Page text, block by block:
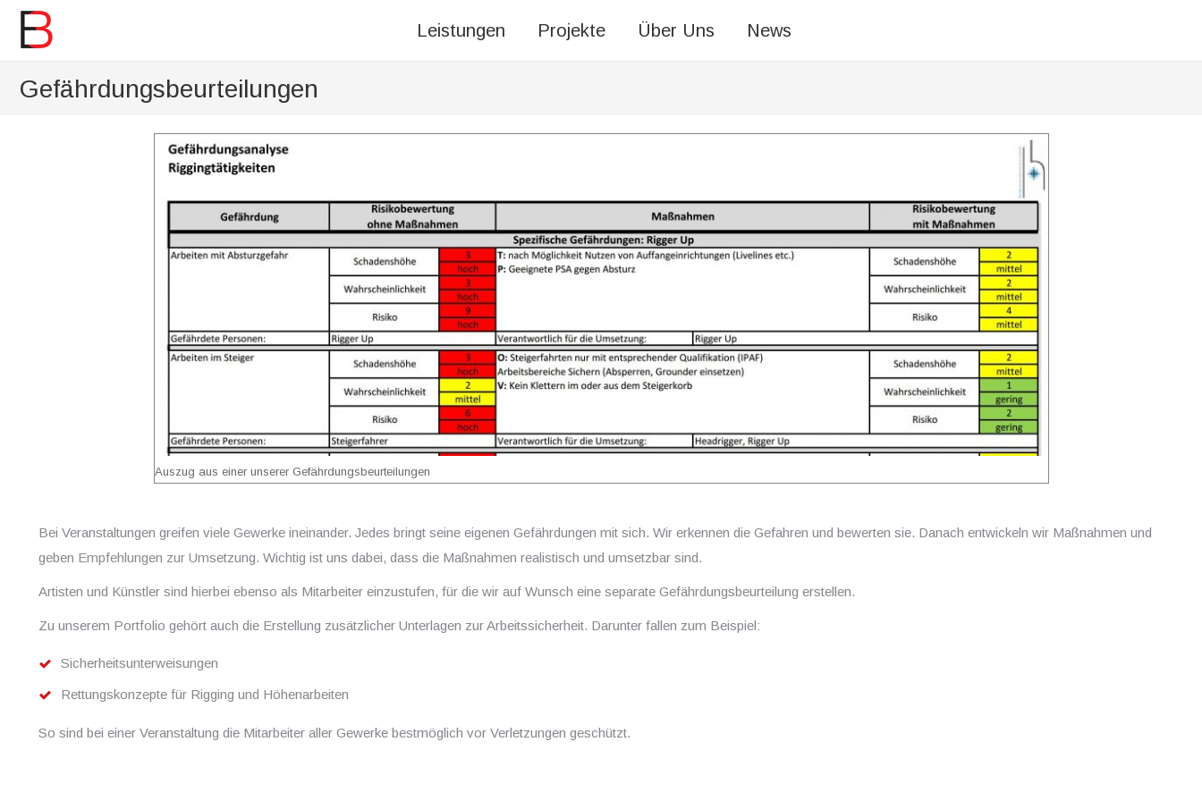
Leistungen Projekte Über Uns News
Gefährdungsbeurteilungen
Auszug aus einer unserer Gefährdungsbeurteilungen
Bei Veranstaltungen greifen viele Gewerke ineinander. Jedes bringt seine eigenen Gefährdungen mit sich. Wir erkennen die Gefahren und bewerten sie. Danach entwickeln wir Maßnahmen und
geben Empfehlungen zur Umsetzung. Wichtig ist uns dabei, dass die Maßnahmen realistisch und umsetzbar sind.
Artisten und Künstler sind hierbei ebenso als Mitarbeiter einzustufen, für die wir auf Wunsch eine separate Gefährdungsbeurteilung erstellen.
Zu unserem Portfolio gehört auch die Erstellung zusätzlicher Unterlagen zur Arbeitssicherheit. Darunter fallen zum Beispiel:
Sicherheitsunterweisungen
Rettungskonzepte für Rigging und Höhenarbeiten
So sind bei einer Veranstaltung die Mitarbeiter aller Gewerke bestmöglich vor Verletzungen geschützt.
Leistungen Projekte Über Uns News